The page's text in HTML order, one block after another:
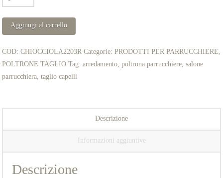
PARRUCCHIERE
mod.
CHIOCCIOLA
Aggiungi al carrello
COD:CHIOCCIOLA2203R Categorie:PRODOTTI PER PARRUCCHIERE,
POLTRONE TAGLIO Tag:arredamento,poltrona parrucchiere,salone
parrucchiera,taglio capelli
Descrizione
Informazioni aggiuntive
Descrizione